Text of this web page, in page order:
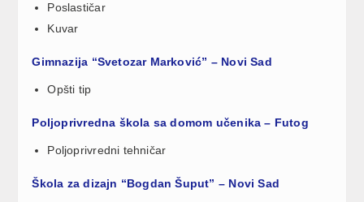
Poslastičar
Kuvar
Gimnazija “Svetozar Marković” – Novi Sad
Opšti tip
Poljoprivredna škola sa domom učenika – Futog
Poljoprivredni tehničar
Škola za dizajn “Bogdan Šuput” – Novi Sad